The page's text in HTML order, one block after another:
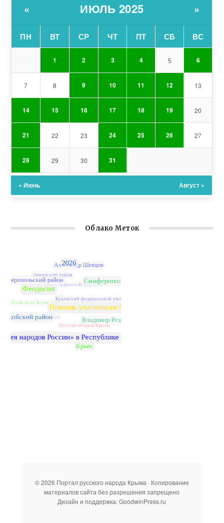
« ИЮЛЬ 2025 »
ПН ВТ СР ЧТ ПТ СБ ВС
1 2 3 4 5 6
7 8 9 10 11 12 13
14 15 16 17 18 19 20
21 22 23 24 25 26 27
28 29 30 31
« Июнь Август »
Облако Меток
© 2026 Портал русского народа Крыма · Копирование
материалов сайта без разрешения запрещено
Дизайн и поддержка: GoodwinPress.ru